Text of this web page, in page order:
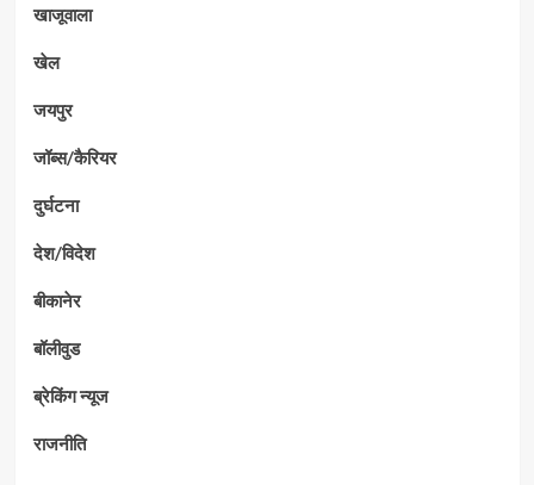
खाजूवाला
खेल
जयपुर
जॉब्स/कैरियर
दुर्घटना
देश/विदेश
बीकानेर
बॉलीवुड
ब्रेकिंग न्यूज
राजनीति